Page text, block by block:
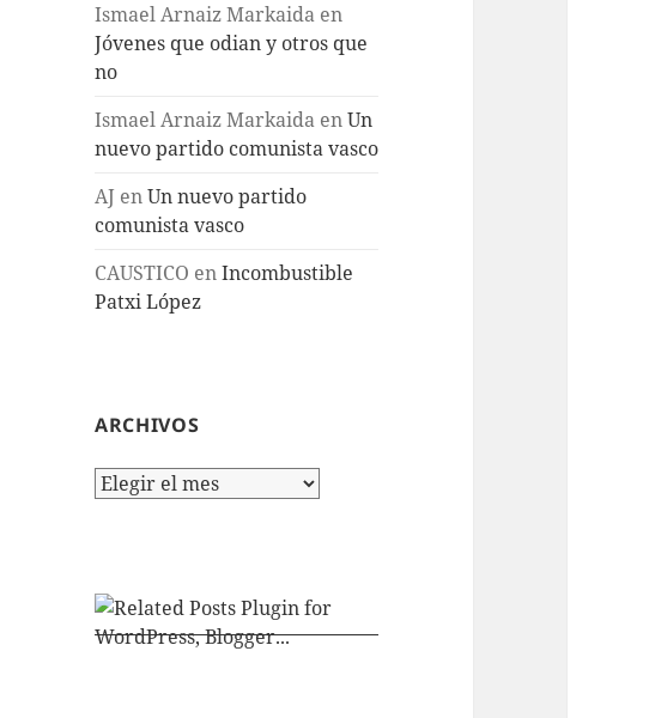
Ismael Arnaiz Markaida en
Jóvenes que odian y otros que
no
Ismael Arnaiz Markaida enUn
nuevo partido comunista vasco
AJ enUn nuevo partido
comunista vasco
CAUSTICO enIncombustible
Patxi López
ARCHIVOS
Archivos